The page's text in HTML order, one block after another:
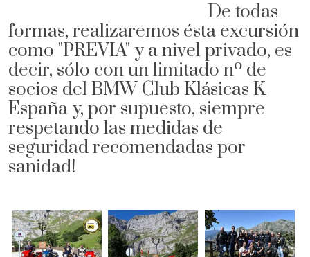
De todas
formas, realizaremos ésta excursión
como "PREVIA" y a nivel privado, es
decir, sólo con un limitado nº de
socios del BMW Club Klásicas K
España y, por supuesto, siempre
respetando las medidas de
seguridad recomendadas por
sanidad!